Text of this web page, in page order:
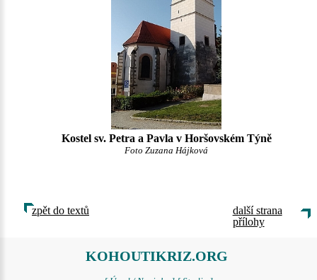
Kostel sv. Petra a Pavla v Horšovském Týně
Foto Zuzana Hájková
zpět do textů
další strana
přílohy
KOHOUTIKRIZ.ORG